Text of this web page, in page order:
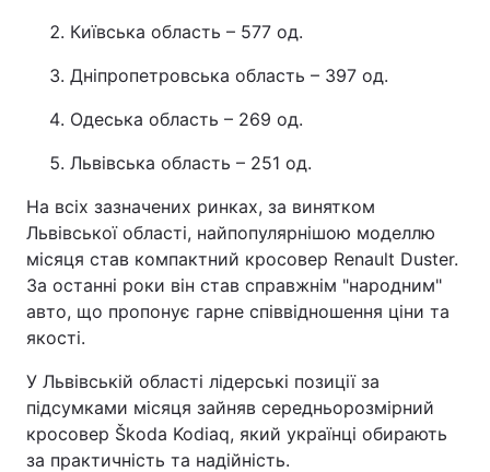
Контакти
Послуги
Тема оформлення
Київська область – 577 од.
Дніпропетровська область – 397 од.
Одеська область – 269 од.
Львівська область – 251 од.
На всіх зазначених ринках, за винятком
Львівської області, найпопулярнішою моделлю
місяця став компактний кросовер Renault Duster.
За останні роки він став справжнім "народним"
авто, що пропонує гарне співвідношення ціни та
якості.
У Львівській області лідерські позиції за
підсумками місяця зайняв середньорозмірний
кросовер Škoda Kodiaq, який українці обирають
за практичність та надійність.